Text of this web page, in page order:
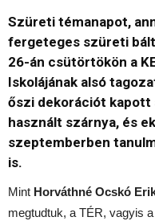
Szüreti témanapot,
fergeteges szüreti
26-án csütörtökön a
Iskolájának alsó
őszi dekorációt kapott
használt szárnya, és
szeptemberben
is.
Mint Horváthné Ocskó
megtudtuk, a TÉR, vagyis